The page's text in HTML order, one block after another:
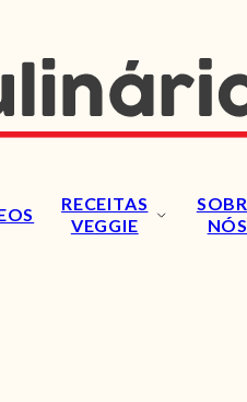
RECEITAS
VEGGIE
NÓS